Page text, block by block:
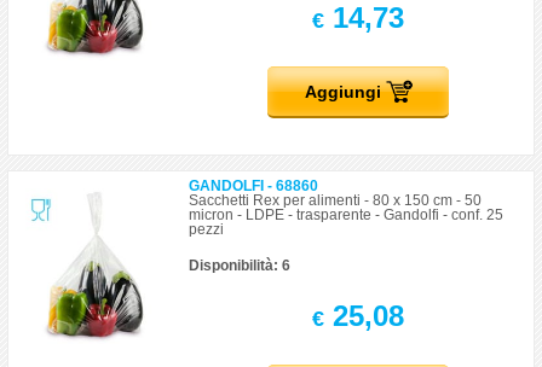
€14,73
Aggiungi
GANDOLFI - 68860
Sacchetti Rex per alimenti - 80 x 150 cm - 50
micron - LDPE - trasparente - Gandolfi - conf. 25
pezzi
Disponibilità: 6
€25,08